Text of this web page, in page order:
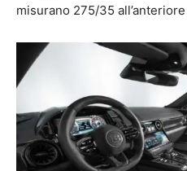
misurano 275/35